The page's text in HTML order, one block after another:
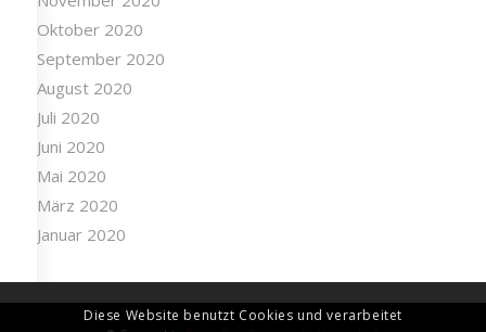
November 2020
Oktober 2020
September 2020
August 2020
Juli 2020
Juni 2020
Mai 2020
März 2020
Januar 2020
Diese Website benutzt Cookies und verarbeitet